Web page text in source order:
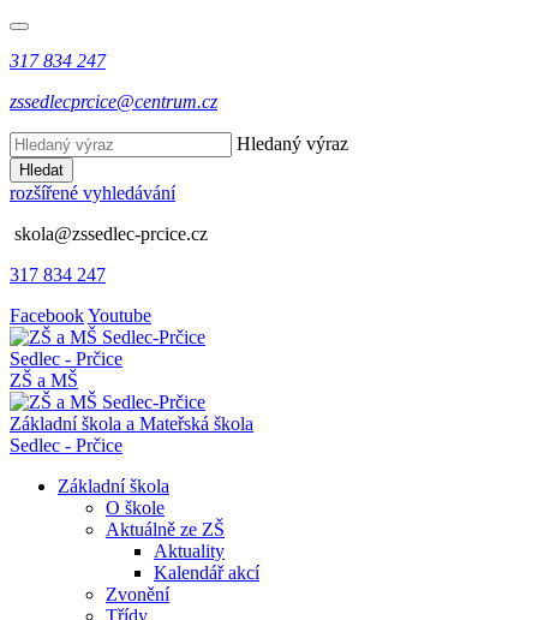
317 834 247
zssedlecprcice@centrum.cz
Hledaný výraz
Hledat
rozšířené vyhledávání
skola@zssedlec-prcice.cz
317 834 247
FacebookYoutube
Sedlec - Prčice
ZŠ a MŠ
Základní škola a Mateřská škola
Sedlec - Prčice
Základní škola
O škole
Aktuálně ze ZŠ
Aktuality
Kalendář akcí
Zvonění
Třídy